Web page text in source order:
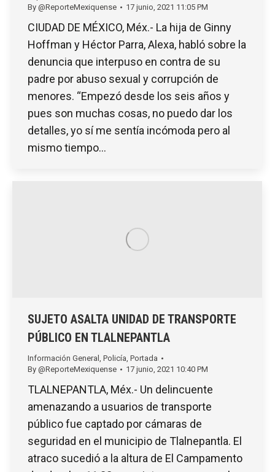
By @ReporteMexiquense 17 junio, 2021 11:05 PM
CIUDAD DE MÉXICO, Méx.- La hija de Ginny
Hoffman y Héctor Parra, Alexa, habló sobre la
denuncia que interpuso en contra de su
padre por abuso sexual y corrupción de
menores. “Empezó desde los seis años y
pues son muchas cosas, no puedo dar los
detalles, yo sí me sentía incómoda pero al
mismo tiempo…
SUJETO ASALTA UNIDAD DE TRANSPORTE
PÚBLICO EN TLALNEPANTLA
Información General Policía Portada
By @ReporteMexiquense 17 junio, 2021 10:40 PM
TLALNEPANTLA, Méx.- Un delincuente
amenazando a usuarios de transporte
público fue captado por cámaras de
seguridad en el municipio de Tlalnepantla. El
atraco sucedió a la altura de El Campamento